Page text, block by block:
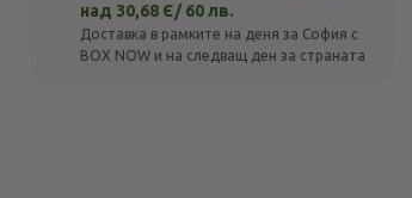
над 30,68 Є/ 60 лв.
Доставка в рамките на деня за София с
BOX NOW и на следващ ден за страната